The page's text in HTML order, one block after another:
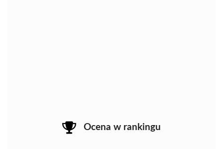
Ocena w rankingu